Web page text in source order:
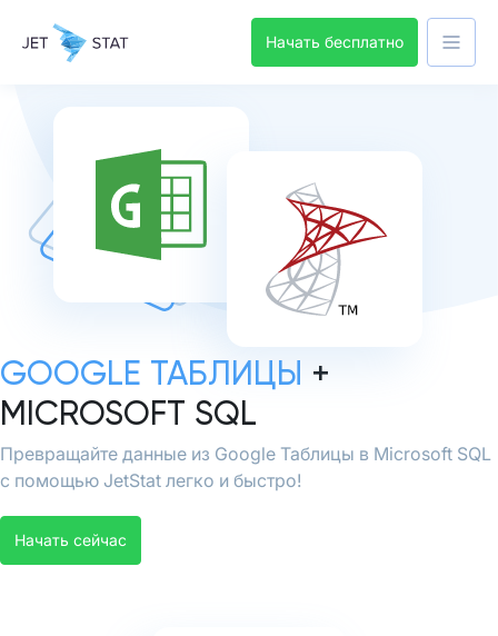
Начать бесплатно
GOOGLE ТАБЛИЦЫ +
MICROSOFT SQL
Превращайте данные из Google Таблицы в Microsoft SQL
с помощью JetStat легко и быстро!
Начать сейчас